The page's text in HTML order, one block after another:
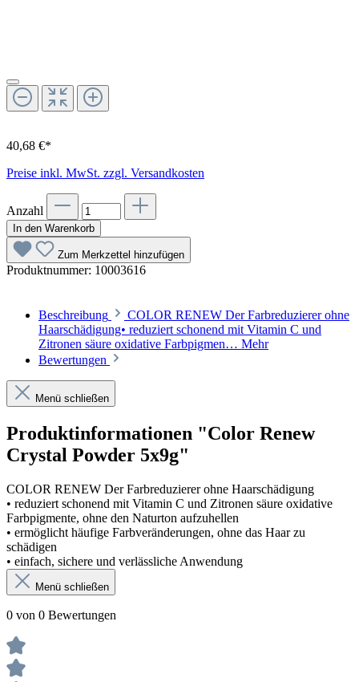
40,68 €*
Preise inkl. MwSt. zzgl. Versandkosten
Anzahl
In den Warenkorb
Zum Merkzettel hinzufügen
Produktnummer: 10003616
Beschreibung
COLOR RENEW Der Farbreduzierer ohne
Haarschädigung• reduziert schonend mit Vitamin C und
Zitronen säure oxidative Farbpigmen… Mehr
Bewertungen
Menü schließen
Produktinformationen "Color Renew
Crystal Powder 5x9g"
COLOR RENEW Der Farbreduzierer ohne Haarschädigung
• reduziert schonend mit Vitamin C und Zitronen säure oxidative
Farbpigmente, ohne den Naturton aufzuhellen
• ermöglicht häufige Farbveränderungen, ohne das Haar zu
schädigen
• einfach, sichere und verlässliche Anwendung
Menü schließen
0 von 0 Bewertungen